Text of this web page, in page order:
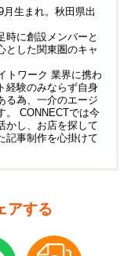
月生まれ。秋田県出
時に創設メンバーと
とした関東圏のキャ
トワーク 業界に携わ
経験のみならず自身
る為、一介のエージ
。 CONNECTでは今
かし、お店を探して
記事制作を心掛けて
アする